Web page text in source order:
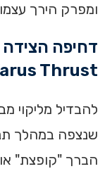
ומפרק הירך עצמו,
Thrust)
להבדיל מליקוי
שנצפה במהלך
הברך "קופצת"